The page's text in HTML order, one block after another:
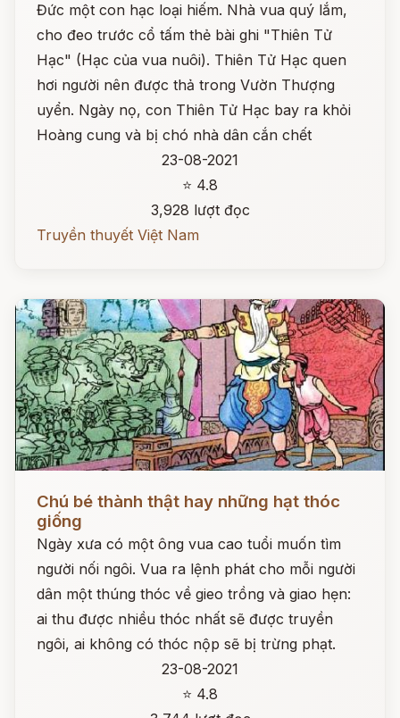
Đức một con hạc loại hiếm. Nhà vua quý lắm,
cho đeo trước cổ tấm thẻ bài ghi "Thiên Tử
Hạc" (Hạc của vua nuôi). Thiên Tử Hạc quen
hơi người nên được thả trong Vườn Thượng
uyển. Ngày nọ, con Thiên Tử Hạc bay ra khỏi
Hoàng cung và bị chó nhà dân cắn chết
23-08-2021
⭐ 4.8
3,928 lượt đọc
Truyền thuyết Việt Nam
Chú bé thành thật hay những hạt thóc
giống
Ngày xưa có một ông vua cao tuổi muốn tìm
người nối ngôi. Vua ra lệnh phát cho mỗi người
dân một thúng thóc về gieo trồng và giao hẹn:
ai thu được nhiều thóc nhất sẽ được truyền
ngôi, ai không có thóc nộp sẽ bị trừng phạt.
23-08-2021
⭐ 4.8